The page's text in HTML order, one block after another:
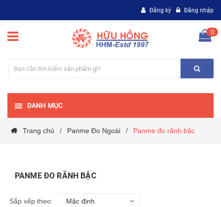
Đăng ký Đăng nhập
0
DANH MỤC
Trang chủ / Panme Đo Ngoài / Panme đo rãnh bậc
PANME ĐO RÃNH BẬC
Sắp xếp theo: Mặc định